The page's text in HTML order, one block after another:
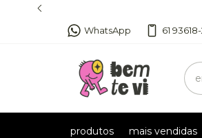
WhatsApp 61
produtos mais vendidas